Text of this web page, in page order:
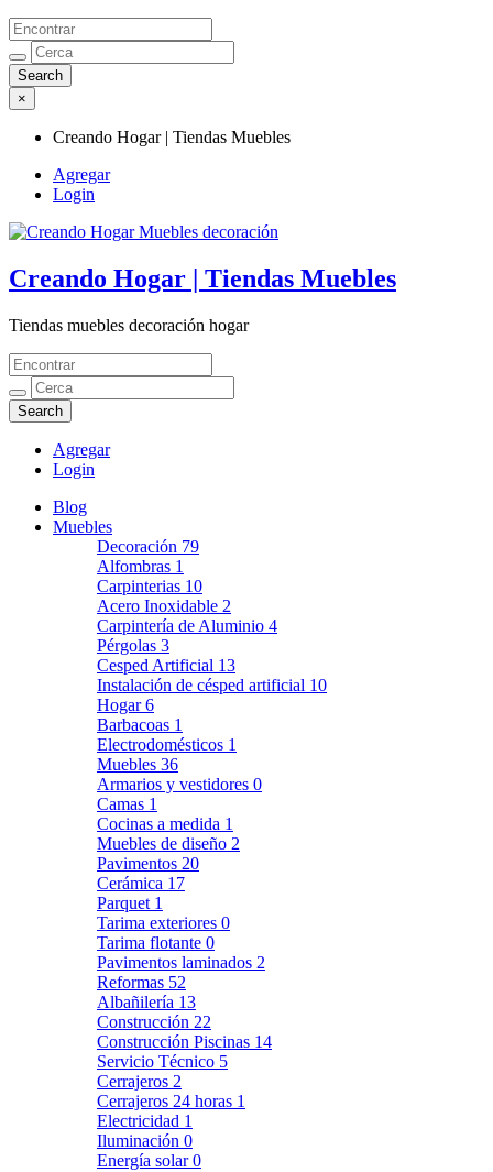
×
Creando Hogar | Tiendas Muebles
Agregar
Login
Creando Hogar | Tiendas Muebles
Tiendas muebles decoración hogar
Agregar
Login
Blog
Muebles
Decoración 79
Alfombras 1
Carpinterias 10
Acero Inoxidable 2
Carpintería de Aluminio 4
Pérgolas 3
Cesped Artificial 13
Instalación de césped artificial 10
Hogar6
Barbacoas 1
Electrodomésticos 1
Muebles 36
Armarios y vestidores 0
Camas 1
Cocinas a medida 1
Muebles de diseño 2
Pavimentos 20
Cerámica 17
Parquet 1
Tarima exteriores 0
Tarima flotante 0
Pavimentos laminados 2
Reformas 52
Albañilería 13
Construcción 22
Construcción Piscinas 14
Servicio Técnico 5
Cerrajeros 2
Cerrajeros 24 horas 1
Electricidad 1
Iluminación 0
Energía solar0